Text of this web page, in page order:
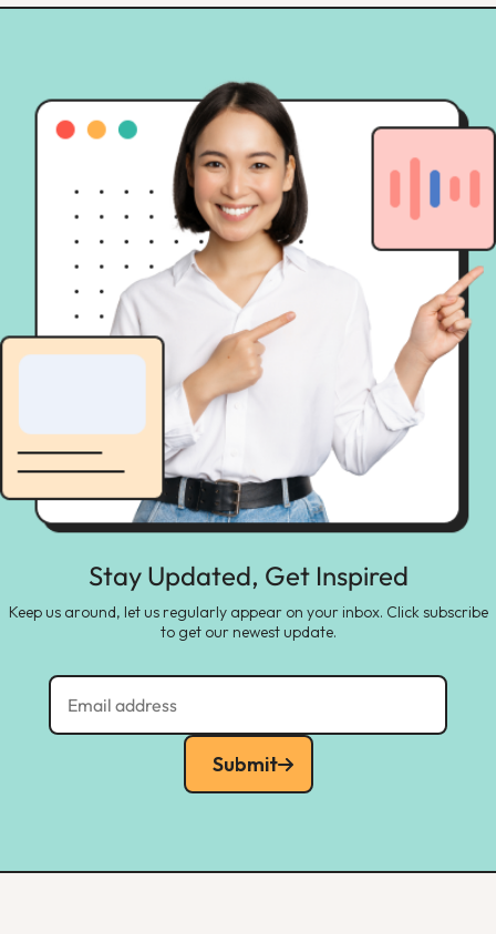
Stay Updated, Get Inspired
Keep us around, let us regularly appear on your inbox. Click subscribe
to get our newest update.
Submit